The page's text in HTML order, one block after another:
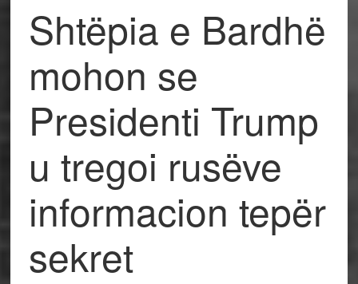
Shtëpia e Bardhë
mohon se
Presidenti Trump
u tregoi rusëve
informacion tepër
sekret